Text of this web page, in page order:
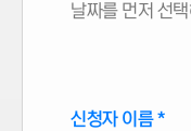
연락처: 053-954-
제8조 (추가적인 이용
날짜를 먼저 선
신청자 이름*